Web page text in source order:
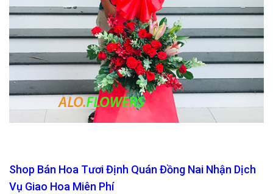
Shop Bán Hoa Tươi Định Quán Đồng Nai Nhận Dịch
Vụ Giao Hoa Miên Phí